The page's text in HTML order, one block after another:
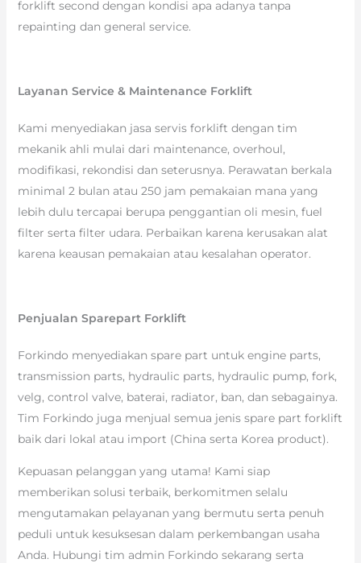
forklift second dengan kondisi apa adanya tanpa
repainting dan general service.
Layanan Service & Maintenance Forklift
Kami menyediakan jasa servis forklift dengan tim
mekanik ahli mulai dari maintenance, overhoul,
modifikasi, rekondisi dan seterusnya. Perawatan berkala
minimal 2 bulan atau 250 jam pemakaian mana yang
lebih dulu tercapai berupa penggantian oli mesin, fuel
filter serta filter udara. Perbaikan karena kerusakan alat
karena keausan pemakaian atau kesalahan operator.
Penjualan Sparepart Forklift
Forkindo menyediakan spare part untuk engine parts,
transmission parts, hydraulic parts, hydraulic pump, fork,
velg, control valve, baterai, radiator, ban, dan sebagainya.
Tim Forkindo juga menjual semua jenis spare part forklift
baik dari lokal atau import (China serta Korea product).
Kepuasan pelanggan yang utama! Kami siap
memberikan solusi terbaik, berkomitmen selalu
mengutamakan pelayanan yang bermutu serta penuh
peduli untuk kesuksesan dalam perkembangan usaha
Anda. Hubungi tim admin Forkindo sekarang serta